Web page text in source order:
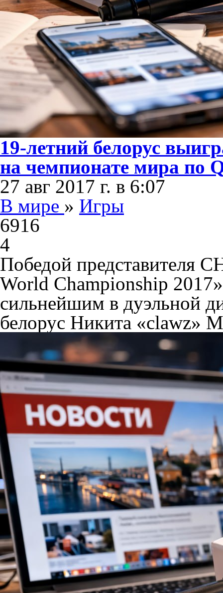
19-летний белорус
на чемпионате мира по
27 авг 2017 г. в 6:07
В мире » Игры
6916
4
Победой представителя
World Championship
сильнейшим в дуэльной
белорус Никита «clawz»